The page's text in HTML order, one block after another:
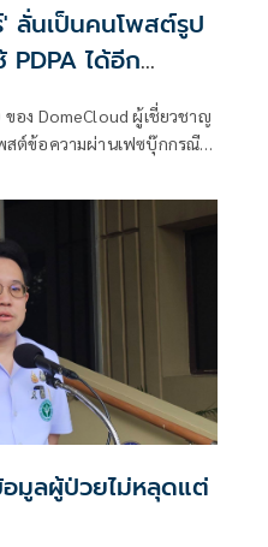
ลั่นเป็นคนโพสต์รูป
PDPA ได้อีก
อง DomeCloud ผู้เชี่ยวชาญ
สต์ข้อความผ่านเฟซบุ๊กกรณี
อมูลผู้ป่วยไม่หลุดแต่